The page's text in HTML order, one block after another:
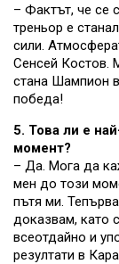
– Фактът, че се
треньор е
сили.
Сенсей Костов.
стана Шампион
победа!
5. Това ли е
момент?
– Да. Мога да
мен до този
пътя ми.
доказвам, като
всеотдайно и
резултати в